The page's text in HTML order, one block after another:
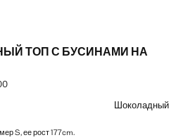
ТОП С БУСИНАМИ НА
[KZT 21 990,00 ]
Шоколадный
Шоколадный
S, ее рост 177cm.